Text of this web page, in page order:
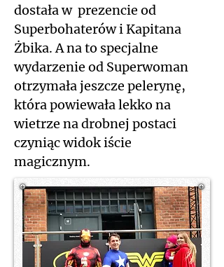
dostała w prezencie od
Superbohaterów i Kapitana
Żbika. A na to specjalne
wydarzenie od Superwoman
otrzymała jeszcze pelerynę,
która powiewała lekko na
wietrze na drobnej postaci
czyniąc widok iście
magicznym.